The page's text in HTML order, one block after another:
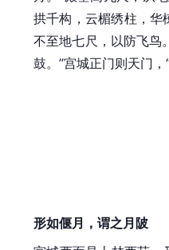
拱千构，云楣绣柱，华
不至地七尺，以防飞鸟
鼓。”宫城正门则天门
形如偃月，谓之月陂